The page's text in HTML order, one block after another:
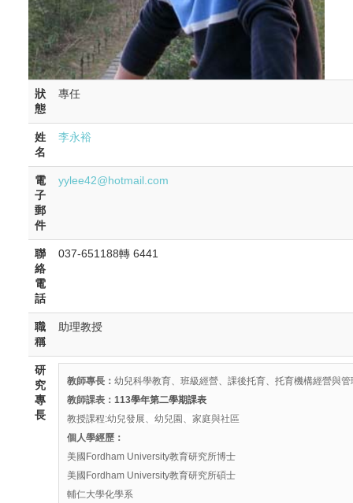
狀
態
專任
姓
名
李永裕
電
子
郵
件
yylee42@hotmail.com
聯
絡
電
話
037-651188轉 6441
職
稱
助理教授
研
究
專
長
教師專長： 幼兒科學教育、班級經營、課後托育、托育機構經營與管
教師課表： 113學年第二學期課表
教授課程:幼兒發展、 幼兒園、家庭與社區
個人學經歷：
美國Fordham University教育研究所博士
美國Fordham University教育研究所碩士
輔仁大學化學系